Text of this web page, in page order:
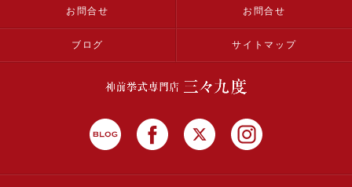
お問合せ お問合せ
ブログ サイトマップ